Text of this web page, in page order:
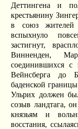
Деттингена и
крестьянину
в союз жителей
вспыхнуло
застигнут,
Винненден,
соединившихся с
Вейнсберга до
баденской
Ульрих должен
созыв ландтага,
князьям и
восстания,